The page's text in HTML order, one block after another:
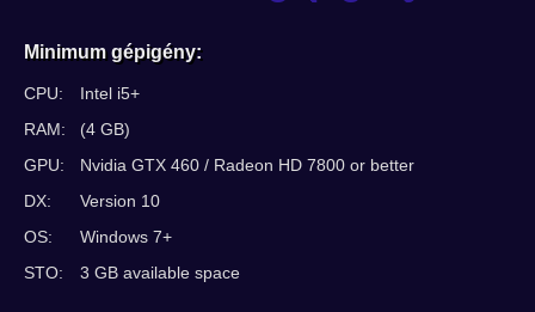
Minimum gépigény:
CPU:
Intel i5+
RAM:
(4 GB)
GPU:
Nvidia GTX 460 / Radeon HD 7800 or better
DX:
Version 10
OS:
Windows 7+
STO:
3 GB available space